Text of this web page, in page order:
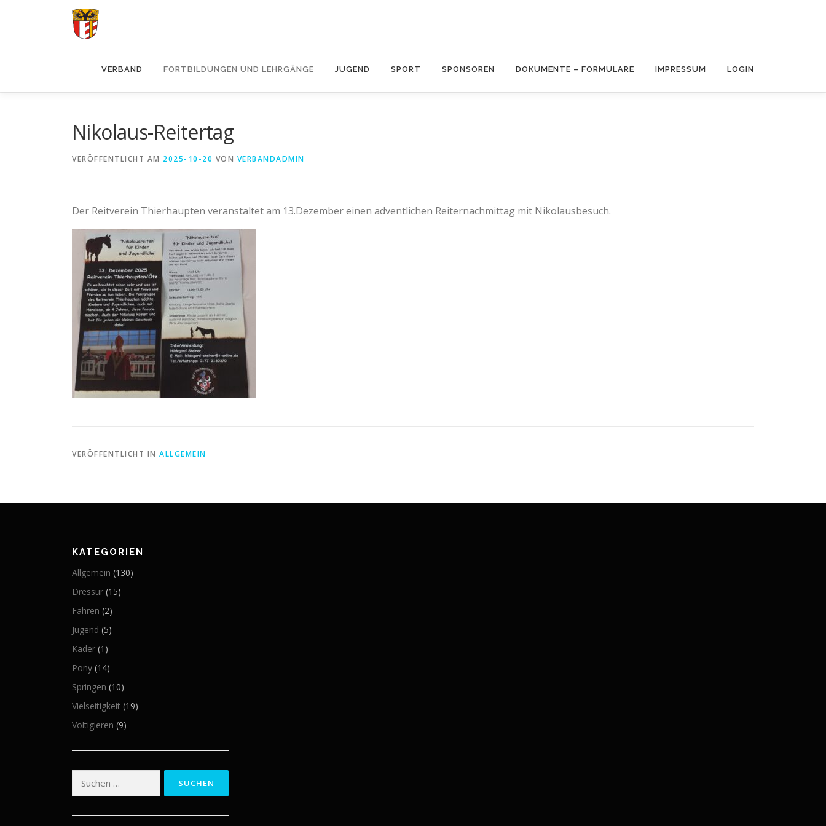
VERBAND FORTBILDUNGEN UND LEHRGÄNGE JUGEND SPORT SPONSOREN DOKUMENTE – FORMULARE IMPRESSUM LOGIN
Nikolaus-Reitertag
VERÖFFENTLICHT AM 2025-10-20 VON VERBANDADMIN
Der Reitverein Thierhaupten veranstaltet am 13.Dezember einen adventlichen Reiternachmittag mit Nikolausbesuch.
VERÖFFENTLICHT IN ALLGEMEIN
KATEGORIEN
Allgemein (130)
Dressur (15)
Fahren (2)
Jugend (5)
Kader (1)
Pony (14)
Springen (10)
Vielseitigkeit (19)
Voltigieren (9)
nach: